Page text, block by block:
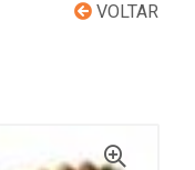
VOLTAR